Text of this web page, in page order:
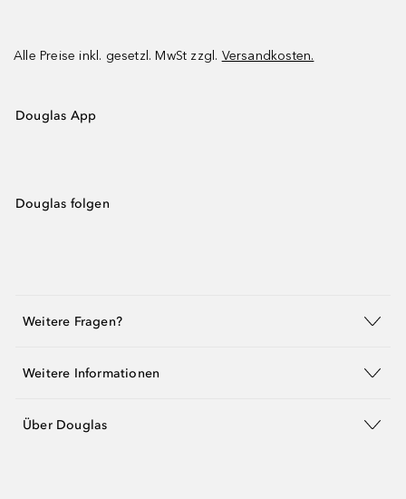
Alle Preise inkl. gesetzl. MwSt zzgl. Versandkosten.
Douglas App
Douglas folgen
Weitere Fragen?
Weitere Informationen
Über Douglas